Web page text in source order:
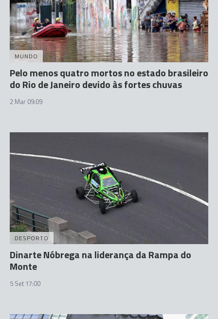
MUNDO
Pelo menos quatro mortos no estado brasileiro
do Rio de Janeiro devido às fortes chuvas
2 Mar 09:09
DESPORTO
Dinarte Nóbrega na liderança da Rampa do
Monte
5 Set 17:00